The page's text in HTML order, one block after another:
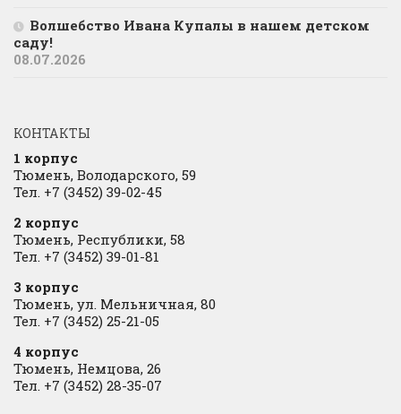
Волшебство Ивана Купалы в нашем детском
саду!
08.07.2026
КОНТАКТЫ
1 корпус
Тюмень, Володарского, 59
Тел. +7 (3452) 39-02-45
2 корпус
Тюмень, Республики, 58
Тел. +7 (3452) 39-01-81
3 корпус
Тюмень, ул. Мельничная, 80
Тел. +7 (3452) 25-21-05
4 корпус
Тюмень, Немцова, 26
Тел. +7 (3452) 28-35-07